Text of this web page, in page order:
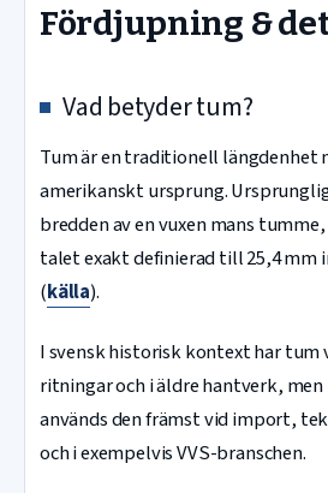
Fördjupning &
Vad betyder tum?
Tum är en traditionell längdenhet
amerikanskt ursprung.
bredden av en vuxen mans
talet exakt definierad till 25,4
(källa).
I svensk historisk kontext har
ritningar och i äldre hantverk, men
används den främst vid import,
och i exempelvis VVS-branschen.